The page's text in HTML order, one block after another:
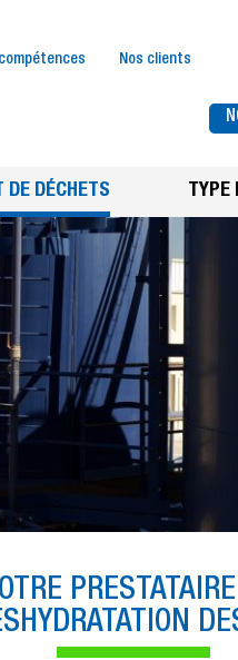
DE DÉCHETS TYPE
Nos clients